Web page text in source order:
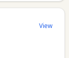
View